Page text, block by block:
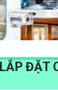
ĐẶT